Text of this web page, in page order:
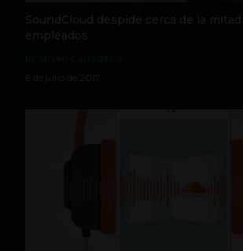
SoundCloud despide cerca de la
empleados
6 de julio de 2017